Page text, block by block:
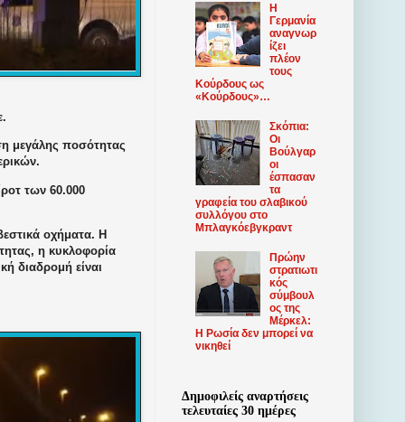
μεγάλης ποσότητας
των 60.000
οχήματα. Η
η κυκλοφορία
διαδρομή είναι
Η
Γερμανία
αναγνωρ
ίζει
πλέον
τους
Κούρδους ως
«Κούρδους»…
Σκόπια:
Οι
Βούλγαρ
οι
έσπασαν
τα
γραφεία του σλαβικού
συλλόγου στο
Μπλαγκόεβγκραντ
Πρώην
στρατιωτι
κός
σύμβουλ
ος της
Μέρκελ:
Η Ρωσία δεν μπορεί να
νικηθεί
Δημοφιλείς αναρτήσεις
τελευταίες 30 ημέρες